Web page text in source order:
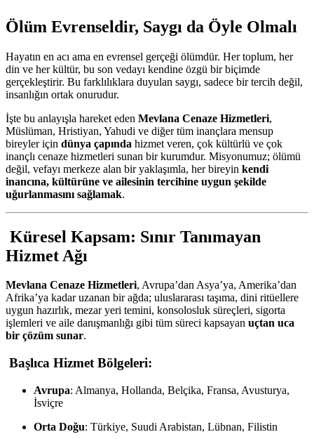
Ölüm Evrenseldir, Saygı da Öyle Olmalı
Hayatın en acı ama en evrensel gerçeği ölümdür. Her toplum, her
din ve her kültür, bu son vedayı kendine özgü bir biçimde
gerçekleştirir. Bu farklılıklara duyulan saygı, sadece bir tercih değil,
insanlığın ortak onurudur.
İşte bu anlayışla hareket eden Mevlana Cenaze Hizmetleri,
Müslüman, Hristiyan, Yahudi ve diğer tüm inançlara mensup
bireyler için dünya çapında hizmet veren, çok kültürlü ve çok
inançlı cenaze hizmetleri sunan bir kurumdur. Misyonumuz; ölümü
değil, vefayı merkeze alan bir yaklaşımla, her bireyin kendi
inancına, kültürüne ve ailesinin tercihine uygun şekilde
uğurlanmasını sağlamak.
Küresel Kapsam: Sınır Tanımayan
Hizmet Ağı
Mevlana Cenaze Hizmetleri, Avrupa’dan Asya’ya, Amerika’dan
Afrika’ya kadar uzanan bir ağda; uluslararası taşıma, dini ritüellere
uygun hazırlık, mezar yeri temini, konsolosluk süreçleri, sigorta
işlemleri ve aile danışmanlığı gibi tüm süreci kapsayan uçtan uca
bir çözüm sunar.
Başlıca Hizmet Bölgeleri:
Avrupa: Almanya, Hollanda, Belçika, Fransa, Avusturya,
İsviçre
Orta Doğu: Türkiye, Suudi Arabistan, Lübnan, Filistin